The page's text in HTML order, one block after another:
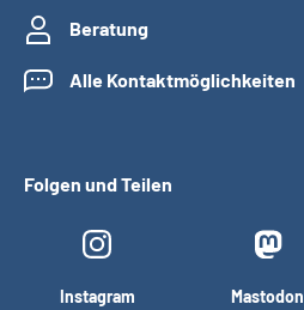
Beratung
Alle Kontaktmöglichkeiten
Folgen und Teilen
Instagram Mastodon